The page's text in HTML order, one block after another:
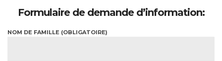
Formulaire de demande d’information:
NOM DE FAMILLE (OBLIGATOIRE)